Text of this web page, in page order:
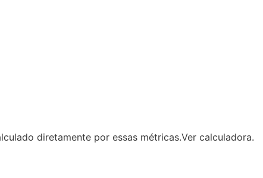
diretamente por essas métricas.Ver calculadora.